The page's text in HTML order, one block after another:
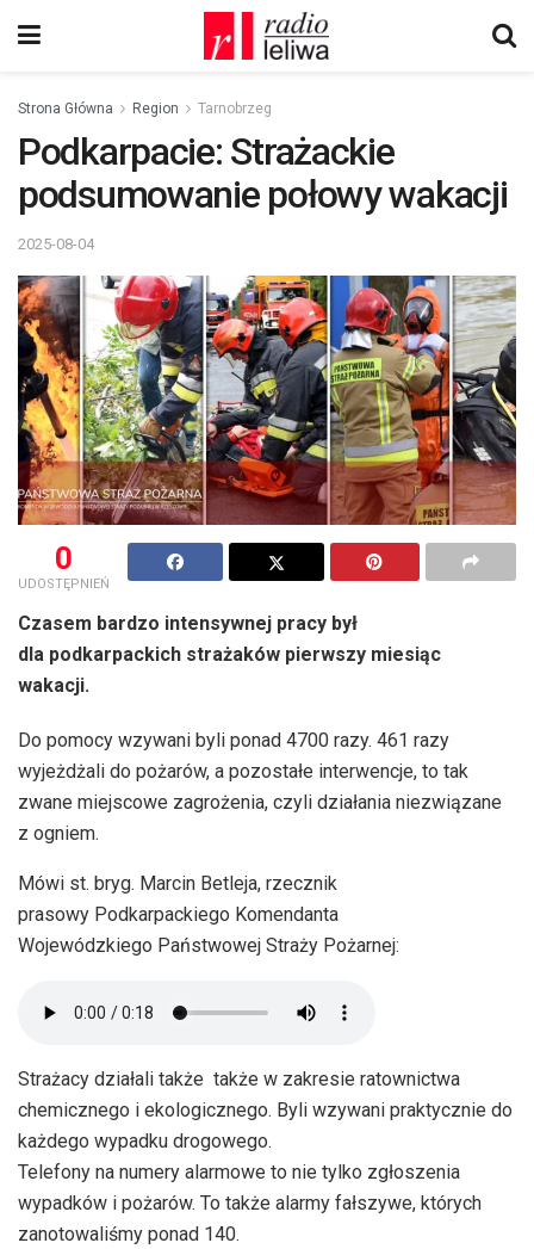
Strona Główna Region Tarnobrzeg
Podkarpacie: Strażackie
podsumowanie połowy wakacji
2025-08-04
0
UDOSTĘPNIEŃ
Czasem bardzo intensywnej pracy był
dla podkarpackich strażaków pierwszy miesiąc
wakacji.
Do pomocy wzywani byli ponad 4700 razy. 461 razy
wyjeżdżali do pożarów, a pozostałe interwencje, to tak
zwane miejscowe zagrożenia, czyli działania niezwiązane
z ogniem.
Mówi st. bryg. Marcin Betleja, rzecznik
prasowy Podkarpackiego Komendanta
Wojewódzkiego Państwowej Straży Pożarnej:
Strażacy działali także także w zakresie ratownictwa
chemicznego i ekologicznego. Byli wzywani praktycznie do
każdego wypadku drogowego.
Telefony na numery alarmowe to nie tylko zgłoszenia
wypadków i pożarów. To także alarmy fałszywe, których
zanotowaliśmy ponad 140.